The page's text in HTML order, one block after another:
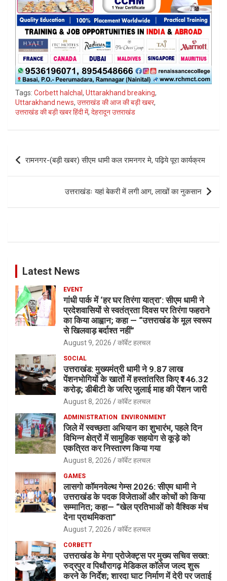
Tags: Corbett halchal , Uttarakhand breaking,
Uttarakhand news, उत्तराखंड की आज की बड़ी खबर,
उत्तराखंड की बड़ी खबर हिंदी में, देहरादून उत्तराखंड
Post
navigation
रामनगर-(बड़ी खबर) सीएम धामी कल रामनगर मे, पढ़िये पूरा कार्यक्रम
उत्तराखंडः यहां बेकरी में लगी आग, लाखों का नुकसान
Latest News
EVENT
गांधी पार्क में ‘हर घर तिरंगा यात्रा’: सीएम धामी ने
प्रदेशवासियों से स्वतंत्रता दिवस पर तिरंगा फहराने
का किया आह्वान; कहा — “उत्तराखंड के मूल स्वरूप
से खिलवाड़ बर्दाश्त नहीं”
August 9, 2026 कॉर्बेट हलचल
SOCIAL
उत्तराखंड: मुख्यमंत्री धामी ने 9.87 लाख
पेंशनभोगियों के खातों में हस्तांतरित किए ₹146.32
करोड़; डीबीटी के जरिए जुलाई माह की पेंशन जारी
August 8, 2026 कॉर्बेट हलचल
ADMINISTRATION ENVIRONMENT
जिले में स्वच्छता अभियान का शुभारंभ, पहले दिन
विभिन्न क्षेत्रों में सामुहिक सहयोग से कूड़े को
एकत्रित कर निस्तारण किया गया
August 8, 2026 कॉर्बेट हलचल
GAMES
लासगो कॉमनवेल्थ गेम्स 2026: सीएम धामी ने
उत्तराखंड के पदक विजेताओं और कोचों को किया
सम्मानित; कहा— “खेल प्रतिभाओं को वैश्विक मंच
देना प्राथमिकता”
August 7, 2026 कॉर्बेट हलचल
CORBETT
उत्तराखंड के मेगा प्रोजेक्ट्स पर मुख्य सचिव सख्त:
रुद्रपुर व पिथौरागढ़ मेडिकल कॉलेज जल्द शुरू
करने के निर्देश; शारदा घाट निर्माण में देरी पर जताई